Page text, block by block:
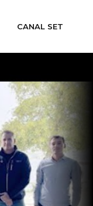
CANAL SET